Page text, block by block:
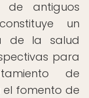
de antiguos
un
de la salud
para
de
fomento de